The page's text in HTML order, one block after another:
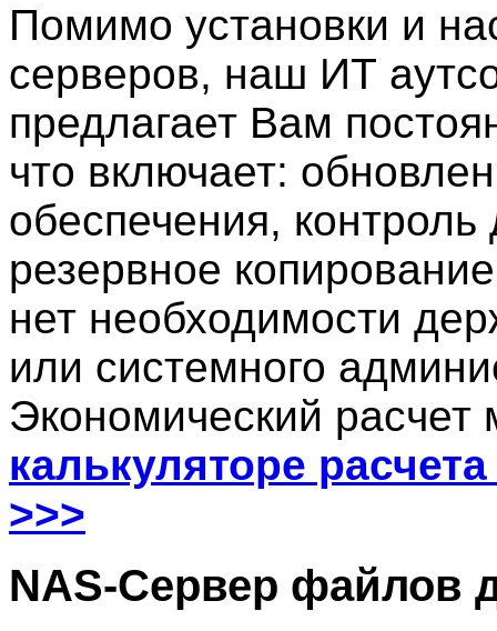
Помимо установки и
серверов, наш ИТ
предлагает Вам
что включает:
обеспечения,
резервное
нет необходимости
или системного
Экономический
калькуляторе
>>>
NAS-Сервер файлов